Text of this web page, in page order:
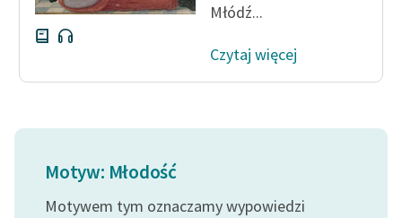
Młódź...
Czytaj więcej
Motyw: Młodość
Motywem tym oznaczamy wypowiedzi